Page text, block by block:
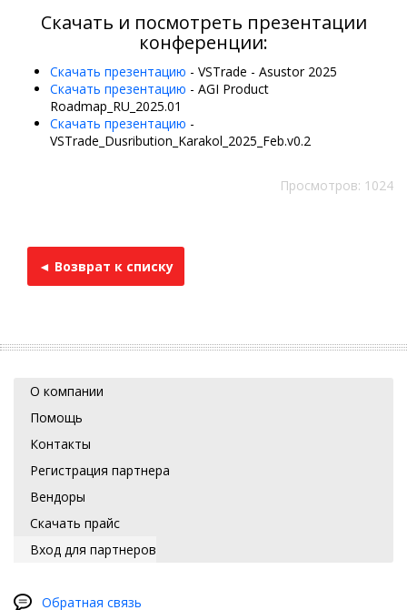
Скачать и посмотреть презентации
конференции:
Скачать презентацию - VSTrade - Asustor 2025
Скачать презентацию - AGI Product
Roadmap_RU_2025.01
Скачать презентацию -
VSTrade_Dusribution_Karakol_2025_Feb.v0.2
Просмотров: 1024
◄ Возврат к списку
О компании
Помощь
Контакты
Регистрация партнера
Вендоры
Скачать прайс
Вход для партнеров
Обратная связь